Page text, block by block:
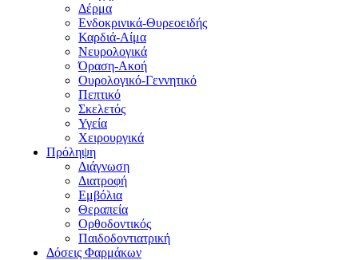
Δέρμα
Ενδοκρινικά-Θυρεοειδής
Καρδιά-Αίμα
Νευρολογικά
Όραση-Ακοή
Ουρολογικό-Γεννητικό
Πεπτικό
Σκελετός
Υγεία
Χειρουργικά
Πρόληψη
Διάγνωση
Διατροφή
Εμβόλια
Θεραπεία
Ορθοδοντικός
Παιδοδοντιατρική
Δόσεις Φαρμάκων